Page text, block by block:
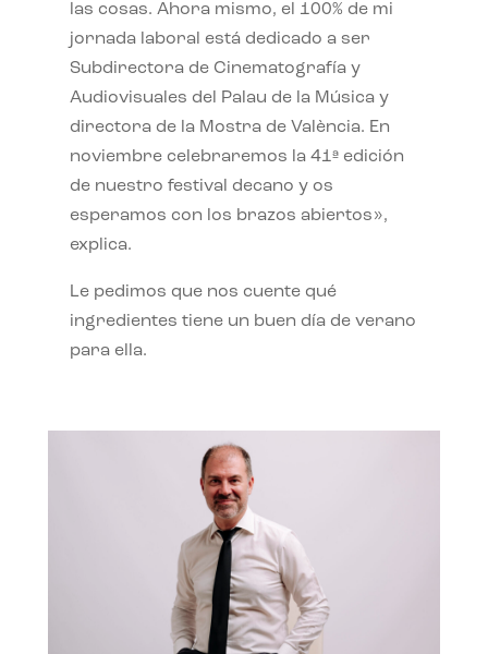
las cosas. Ahora mismo, el 100% de mi
jornada laboral está dedicado a ser
Subdirectora de Cinematografía y
Audiovisuales del Palau de la Música y
directora de la Mostra de València. En
noviembre celebraremos la 41ª edición
de nuestro festival decano y os
esperamos con los brazos abiertos»,
explica.
Le pedimos que nos cuente qué
ingredientes tiene un buen día de verano
para ella.